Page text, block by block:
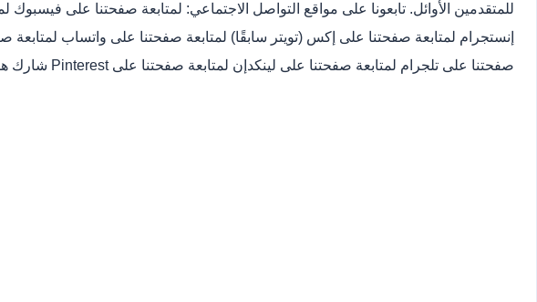
للمتقدمين الأوائل. تابعونا على مواقع التواصل الاجتماعي: لمتابعة صفحتنا على فيسبوك
إنستجرام لمتابعة صفحتنا على إكس (تويتر سابقًا) لمتابعة صفحتنا على واتساب لمتابعة
صفحتنا على تلجرام لمتابعة صفحتنا على لينكدإن لمتابعة صفحتنا على Pinterest شارك هذه الوظيفة: